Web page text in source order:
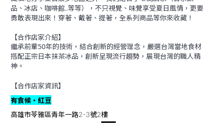
品、冰店、咖啡館..等等），不只視覺、味覺享受夏日風情，更要
勇敢表現出來！穿著、戴著、提著，全系列商品等你來收藏！
【合作店家介紹】
繼承前輩50年的技術，結合創新的經營理念，嚴選台灣當地食材
搭配正宗日本抹茶冰品，創新呈現流行趨勢，展現台灣的職人精
神。
【合作店家資訊】
有食候・紅豆
高雄市苓雅區青年一路2-3號2樓